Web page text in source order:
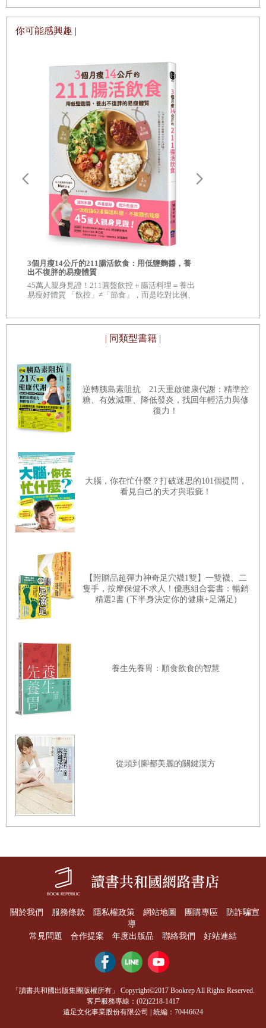
敗收場。後來，我發明了一種新方法，成功地減去了我想要
忙著學習各種方法，「駭」入身體系統，找尋能夠大幅提升
精力、體能和壽命的新方法。我已經開始發展防彈咖啡的想
法，並在幾年後成立了公司。
然而，外在的表象並未能反映真實的自我。在我的內心裡，
仍然隨時在應付各種得不到滿足的欲望。我時常為飢餓所
苦，時常必須克制自己對餅乾、薯片，以及其他垃圾食品的
渴望。有時候忍不住衝動，之後又很快地感到懊悔。我的體
重是控制住了，但是我不覺得掌握了自己身體的主控權。我
努力追求自我成長，並且讓自己從一段崩壞的、自我毁滅的
然而，即便如此，內在的我仍然訴說著截然不同的故事。我
仍然不得平靜。有生以來，我一直在和孤獨角力，好不容易
那時候，我的生活看似在我的掌控之中，但那樣還不夠。我
想尋找一條途徑，讓我練就
力量。我想要成為自己的主人，擁有全然的主導權，足以抵
擋所有對有害事物的渴望。（練就防彈功力的想法，後來也
促使我著書寫作，並且以這個名字成立了公司。）這樣的追
尋，把我帶到了薩滿的面前。我想要挑戰真正的飢餓，一直
到我可以完全不受食物影響，不受食物擺布。隻身獨處茫茫
大漠，斷食幾乎不可能失敗。我也想藉著全然的與世隔絕，
全然斷除和他人的接觸，面對自己內心的孤獨。
囂。在與世隔離的四天之中，我只喝水，或許還摻了點索諾
拉沙漠（Sonoran
）的塵土。四天後，走出山洞時，我已經
體驗了一場改變生命的斷食。經由閱讀這本書，你也已經朝
著改變生命的方向，邁出了第一步。
驅使我踏上這趟旅程的是我心中的需求。這些需求對我有特
殊意義，卻也是全人類所共同面對的挑戰。以我來說，從小
到大我都是個胖子。後來我才知道那是因為我接觸到有毒黴
菌，引發了所謂的橋本式甲狀腺炎（
發炎。我發現這個原因時，都已經二十好幾了。在那之前，
我只知道我的外表一點也不符合我的理想，尤其身為青少年
男性卻有一個大胸脯，更是讓我自慚形穢。
如果你有體重上的困擾，尤其是在年輕時有體重上的困擾，
獨的。在這種情況下，常見的心理補償機制，便是對食物發
展出一種情緒上的依賴，藉著進食撫慰各種難堪的感受。我
這麼說完全沒有自怨自艾的意思，因為我知道任何讀這本書
的人都有各自的掙扎，也許不一定都是過重的問題。幾乎所
有人在心理或生理上對食物都有某種程度的癮。或許是對糖
果；或許是對啤酒；或許是對麵包和起司──
白都是高度容易上癮的物質。或許，你就是無法拒絕馬鈴薯
你是不是難以想像沒有炸薯條的日子該怎麼過？我以前
你可能感興趣 |
3個月瘦14公斤的211腸活飲食：用低鹽麴醬，養
出不復胖的易瘦體質
45萬人親身見證！211圓盤飲控＋腸活料理＝養出
易瘦好體質 「飲控」≠「節食」，而是吃對比例、
| 同類型書籍 |
逆轉胰島素阻抗 21天重啟健康代謝：精準控
糖、有效減重、降低發炎，找回年輕活力與修
復力！
大腦，你在忙什麼？打破迷思的101個提問，
看見自己的天才與瑕疵！
【附贈品超彈力神奇足穴襪1雙】一雙襪、二
隻手，按摩保健不求人！優惠組合套書：暢銷
精選2書 (下半身決定你的健康+足滿足)
養生先養胃：順食飲食的智慧
從頭到腳都美麗的關鍵漢方
關於我們 服務條款 隱私權政策 網站地圖 團購專區
防詐騙宣
導
常見問題
合作提案 年度出版品 聯絡我們 好站連結
「讀書共和國出版集團版權所有」 Copyright©2017 Bookrep All Rights Reserved.
客戶服務專線：(02)2218-1417
遠足文化事業股份有限公司 | 統編：70446624